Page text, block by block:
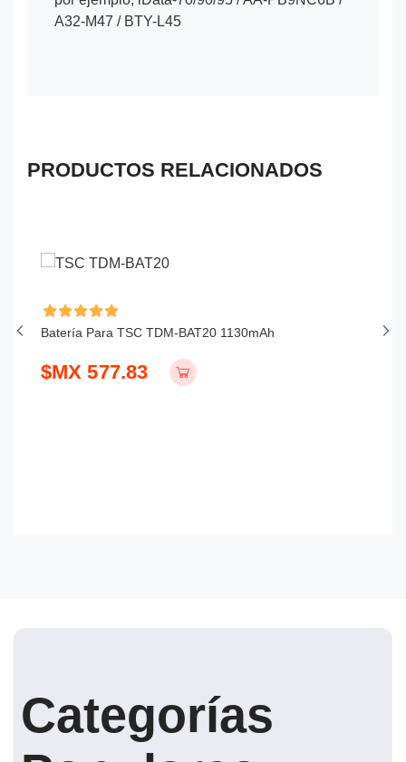
A32-M47 / BTY-L45
PRODUCTOS RELACIONADOS
Batería Para TSC TDM-BAT20 1130mAh
$MX 577.83
Categorías